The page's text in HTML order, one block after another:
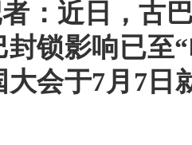
：近日，古
封锁影响已至
大会于7月7日